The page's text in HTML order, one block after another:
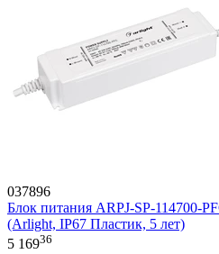
037896
Блок питания ARPJ-SP-114700-
(Arlight, IP67 Пластик, 5 лет)
5 16936